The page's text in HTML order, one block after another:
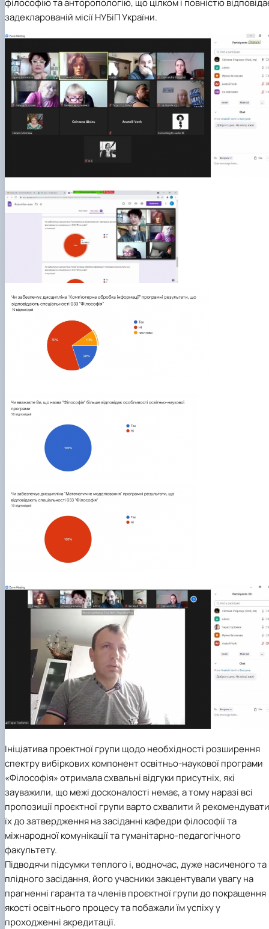
філософію та анторопологію, що цілком і повністю
задекларованій місії НУБіП України.
Ініціатива проектної групи щодо необхідності розширення
спектру вибіркових компонентосвітньо-наукової програми
«Філософія»отримала схвальні відгуки присутніх, які
зауважили, що межі досконалості немає, а тому наразі всі
пропозиції проєктної групи варто схвалити й рекомендувати
їх до затвердження на засіданні кафедри філософії та
міжнародної комунікації тагуманітарно-педагогічного
факультету.
Підводячи підсумки теплого і, водночас, дуже насиченого та
плідного засідання, його учасники закцентували увагу на
прагненні гаранта та членів проєктної групи до покращення
якості освітнього процесу та побажали їм успіху у
проходженні акредитації.